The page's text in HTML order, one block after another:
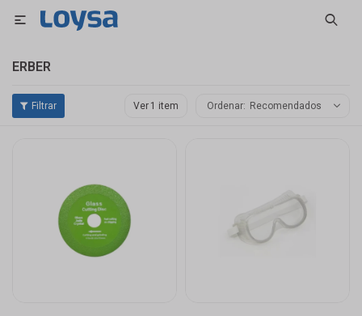

ERBER
Ver Recomendados